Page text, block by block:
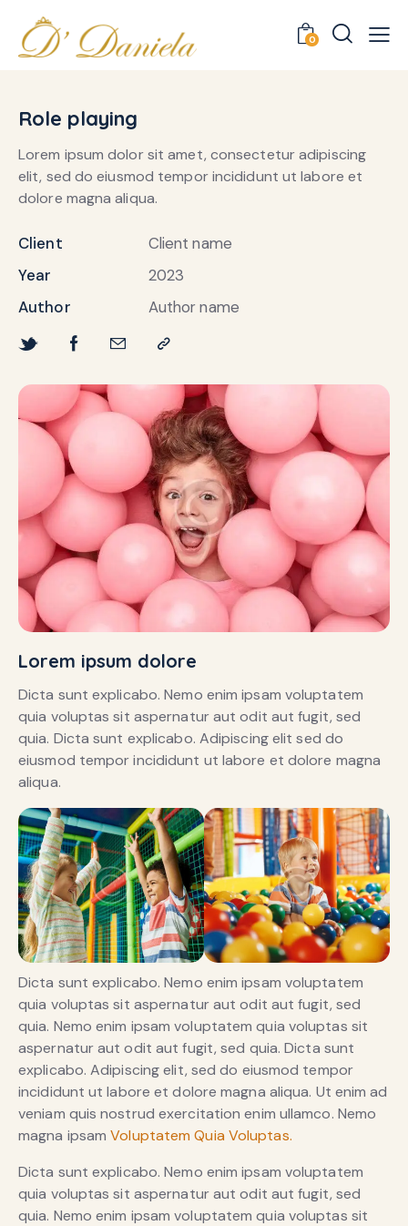
0
Role playing
Lorem ipsum dolor sit amet, consectetur adipiscing
elit, sed do eiusmod tempor incididunt ut labore et
dolore magna aliqua.
Client
Client name
Year
2023
Author
Author name
Lorem ipsum dolore
Dicta sunt explicabo. Nemo enim ipsam voluptatem
quia voluptas sit aspernatur aut odit aut fugit, sed
quia. Dicta sunt explicabo. Adipiscing elit sed do
eiusmod tempor incididunt ut labore et dolore magna
aliqua.
Dicta sunt explicabo. Nemo enim ipsam voluptatem
quia voluptas sit aspernatur aut odit aut fugit, sed
quia. Nemo enim ipsam voluptatem quia voluptas sit
aspernatur aut odit aut fugit, sed quia. Dicta sunt
explicabo. Adipiscing elit, sed do eiusmod tempor
incididunt ut labore et dolore magna aliqua. Ut enim ad
veniam quis nostrud exercitation enim ullamco. Nemo
magna ipsamVoluptatem Quia Voluptas.
Dicta sunt explicabo. Nemo enim ipsam voluptatem
quia voluptas sit aspernatur aut odit aut fugit, sed
quia. Nemo enim ipsam voluptatem quia voluptas sit